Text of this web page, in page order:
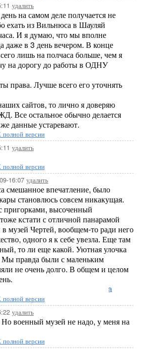
удалить
на самом деле получается не
ехать из Вильнюса в Шауляй
И я думаю, что мы вполне
даже в 3 день вечером. В конце
лишь на полчаса больше, чем я
дорогу до работы в ОДНУ
права. Лучше всего его уточнять
сайтов, то лично я доверяю
Все остальное обычно делается
данные устаревают.
полной версии
удалить
полной версии
16:07 удалить
смешанное впечатление, было
становлюсь совсем никакущая.
высоченный
кстати с отличной панарамой
музей Чертей, вообщем-то ради него
одного я к себе увезла. Еще там
то ли еще какой. Уютная улочка
правда были с маленьким
не очень долго. В общем и целом
полной версии
удалить
Но военный музей не надо, у меня на
полной версии